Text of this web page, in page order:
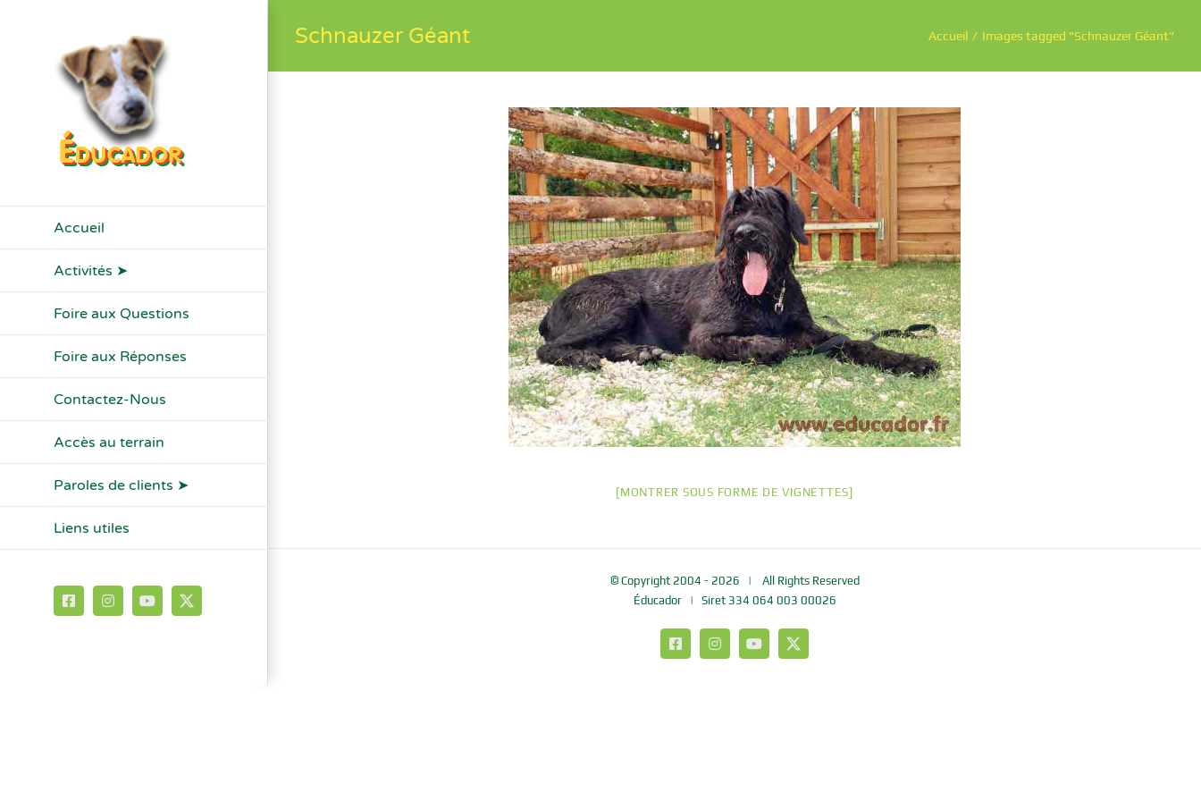
Accueil
Activités ➤
Foire aux Questions
Foire aux Réponses
Contactez-Nous
Accès au terrain
Paroles de clients ➤
Liens utiles
FacebookInstagramYouTube
X
Schnauzer Géant Accueil Images tagged "Schnauzer Géant"
[MONTRER SOUS FORME DE VIGNETTES]
© Copyright 2004 - 2026 | All Rights Reserved
Éducador| Siret 334 064 003 00026
FacebookInstagramYouTube
X